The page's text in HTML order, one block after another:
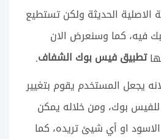
الاصلية الحديثة ولكن تستطيع
فيه، كما وسنعرض الان
تطبيق فيس بوك الشفاف.
يجعل المستخدم يقوم بتغيير
للفيس بوك، ومن خلاله يمكن
الاسود او أي شيئ تريده، كما